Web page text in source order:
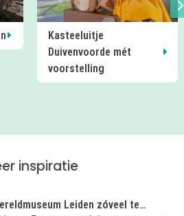
Kasteeluitje
Duivenvoorde mét
voorstelling
inspiratie
Leiden zóveel te